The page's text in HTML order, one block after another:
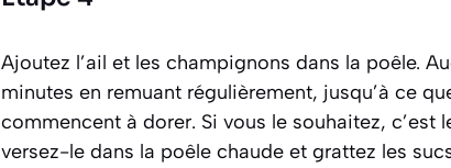
Ajoutez l’ail et les champignons dans la poêle.
minutes en remuant régulièrement, jusqu’à ce
commencent à dorer. Si vous le souhaitez,
versez-le dans la poêle chaude et grattez les